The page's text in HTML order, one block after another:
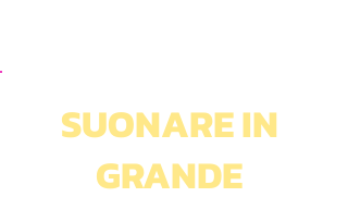
SUONARE IN
GRANDE